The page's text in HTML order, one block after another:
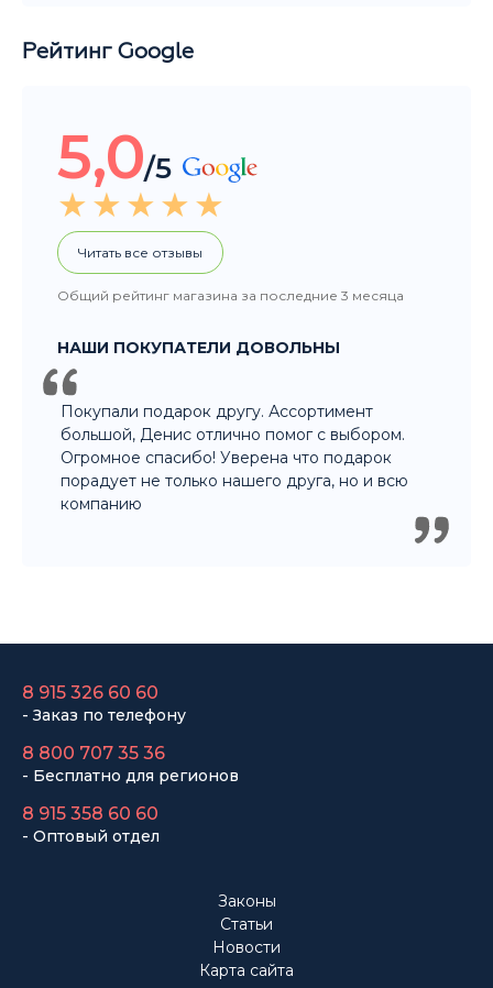
Рейтинг Google
5,0/5
Читать все отзывы
Общий рейтинг магазина за последние 3 месяца
НАШИ ПОКУПАТЕЛИ ДОВОЛЬНЫ
Покупали подарок другу. Ассортимент
большой, Денис отлично помог с выбором.
Огромное спасибо! Уверена что подарок
порадует не только нашего друга, но и всю
компанию
8 915 326 60 60
- Заказ по телефону
8 800 707 35 36
- Бесплатно для регионов
8 915 358 60 60
- Оптовый отдел
Законы
Статьи
Новости
Карта сайта